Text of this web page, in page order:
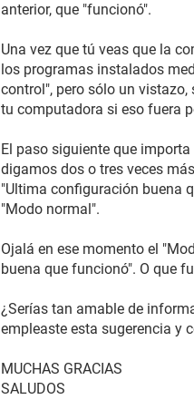
anterior, que "funcionó".
Una vez que tú veas que la
los programas instalados
control", pero sólo un
tu computadora si eso fuera
El paso siguiente que
digamos dos o tres veces
"Ultima configuración buena
"Modo normal".
Ojalá en ese momento el
buena que funcionó". O que
¿Serías tan amable de
empleaste esta sugerencia y
MUCHAS GRACIAS
SALUDOS